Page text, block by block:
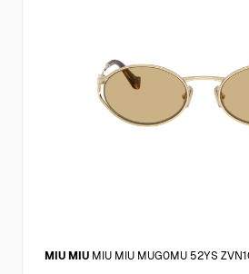
MIU MIU MIU MIU MUG0MU 52YS